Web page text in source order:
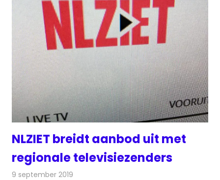
NLZIET breidt aanbod uit met
regionale televisiezenders
9 september 2019